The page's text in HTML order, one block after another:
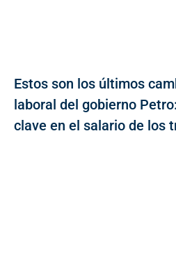
Estos son los últimos
laboral del gobierno
clave en el salario de los